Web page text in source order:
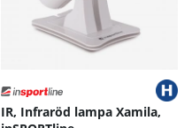
IR, Infraröd lampa Xamila,